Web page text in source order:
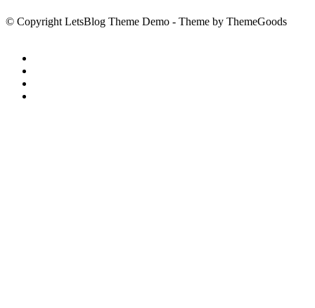
© Copyright LetsBlog Theme Demo - Theme by ThemeGoods